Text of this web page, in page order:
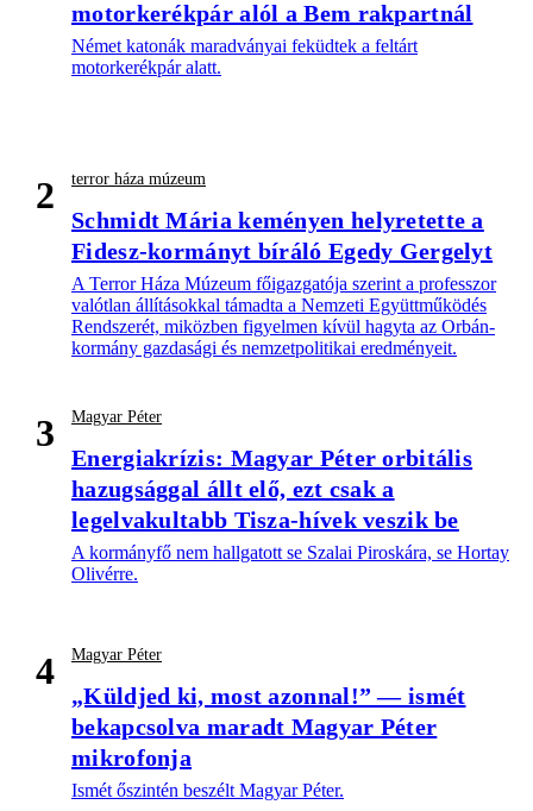
motorkerékpár alól a Bem rakpartnál
Német katonák maradványai feküdtek a feltárt
motorkerékpár alatt.
2 terror háza múzeum
Schmidt Mária keményen helyretette a
Fidesz-kormányt bíráló Egedy Gergelyt
A Terror Háza Múzeum főigazgatója szerint a professzor
valótlan állításokkal támadta a Nemzeti Együttműködés
Rendszerét, miközben figyelmen kívül hagyta az Orbán-
kormány gazdasági és nemzetpolitikai eredményeit.
3 Magyar Péter
Energiakrízis: Magyar Péter orbitális
hazugsággal állt elő, ezt csak a
legelvakultabb Tisza-hívek veszik be
A kormányfő nem hallgatott se Szalai Piroskára, se Hortay
Olivérre.
4 Magyar Péter
„Küldjed ki, most azonnal!” — ismét
bekapcsolva maradt Magyar Péter
mikrofonja
Ismét őszintén beszélt Magyar Péter.